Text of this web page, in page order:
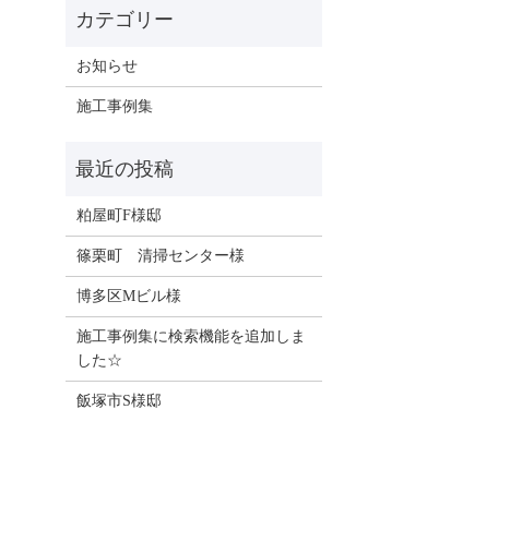
お知らせ
施工事例集
粕屋町F様邸
篠栗町 清掃センター様
博多区Mビル様
施工事例集に検索機能を追加しま
した☆
飯塚市S様邸